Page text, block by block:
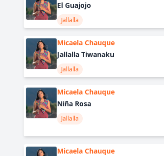
El Guajojo
Jallalla
Micaela Chauque
Jallalla Tiwanaku
Jallalla
Micaela Chauque
Niña Rosa
Jallalla
Micaela Chauque